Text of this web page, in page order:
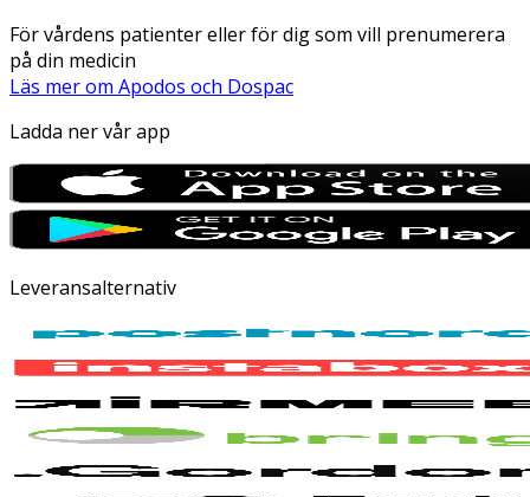
För vårdens patienter eller för dig som vill prenumerera
på din medicin
Läs mer om Apodos och Dospac
Ladda ner vår app
Leveransalternativ